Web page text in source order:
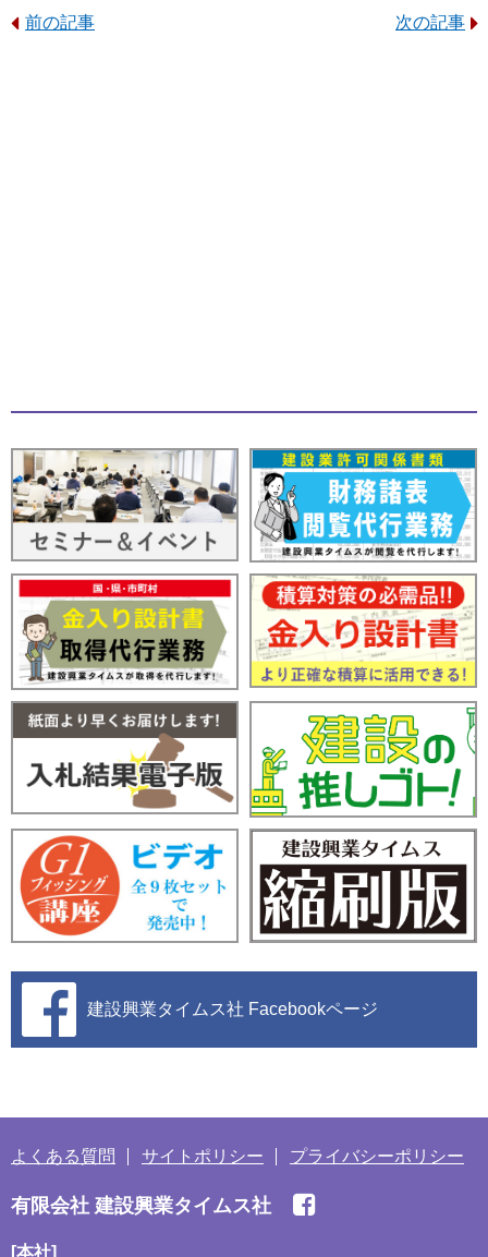
前の記事 次の記事
建設興業タイムス社 Facebookページ
よくある質問 サイトポリシー プライバシーポリシー
有限会社 建設興業タイムス社
[本社]